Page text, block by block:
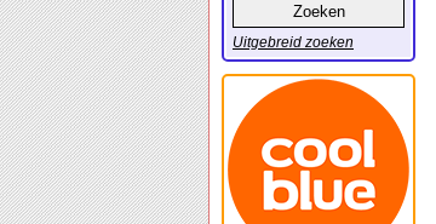
Uitgebreid zoeken